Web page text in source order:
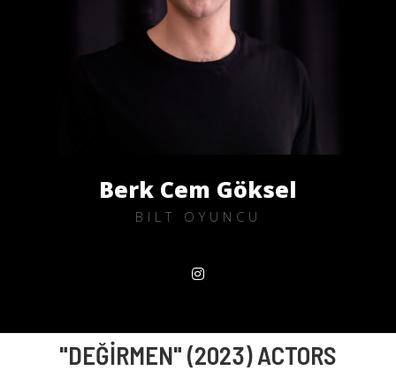
Berk Cem Göksel
BILT OYUNCU
"DEĞİRMEN" (2023) ACTORS